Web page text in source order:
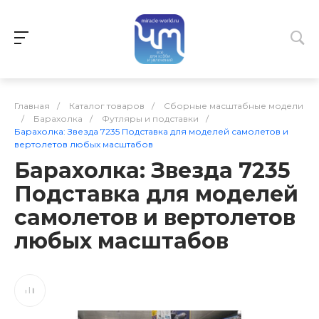
Главная / Каталог товаров /
Сборные масштабные модели
/
Барахолка / Футляры и подставки
/
Барахолка: Звезда 7235 Подставка для моделей самолетов и
вертолетов любых масштабов
Барахолка: Звезда 7235
Подставка для моделей
самолетов и вертолетов
любых масштабов